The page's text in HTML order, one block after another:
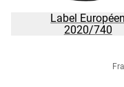
Label Européen
2020/740